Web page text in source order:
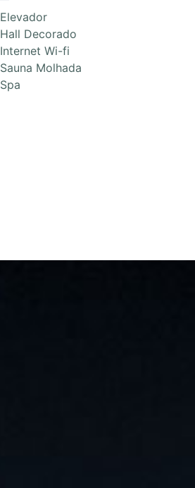
Elevador
Hall Decorado
Internet Wi-fi
Sauna Molhada
Spa